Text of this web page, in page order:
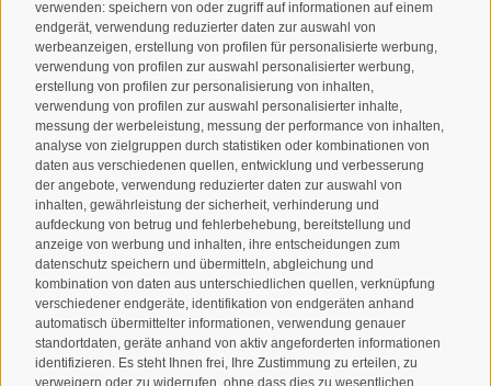
verwenden: speichern von oder zugriff auf informationen auf einem
endgerät, verwendung reduzierter daten zur auswahl von
werbeanzeigen, erstellung von profilen für personalisierte werbung,
verwendung von profilen zur auswahl personalisierter werbung,
erstellung von profilen zur personalisierung von inhalten,
verwendung von profilen zur auswahl personalisierter inhalte,
messung der werbeleistung, messung der performance von inhalten,
analyse von zielgruppen durch statistiken oder kombinationen von
daten aus verschiedenen quellen, entwicklung und verbesserung
der angebote, verwendung reduzierter daten zur auswahl von
inhalten, gewährleistung der sicherheit, verhinderung und
aufdeckung von betrug und fehlerbehebung, bereitstellung und
anzeige von werbung und inhalten, ihre entscheidungen zum
datenschutz speichern und übermitteln, abgleichung und
kombination von daten aus unterschiedlichen quellen, verknüpfung
verschiedener endgeräte, identifikation von endgeräten anhand
automatisch übermittelter informationen, verwendung genauer
standortdaten, geräte anhand von aktiv angeforderten informationen
identifizieren. Es steht Ihnen frei, Ihre Zustimmung zu erteilen, zu
verweigern oder zu widerrufen, ohne dass dies zu wesentlichen
Newsletteranmeldung
Ich habe dieDatenschutzbestimmungengelesen und
verstanden und stimme der Verarbeitung meiner
personenbezogenen Daten durch den Verantwortlichen zu
ANMELDEN